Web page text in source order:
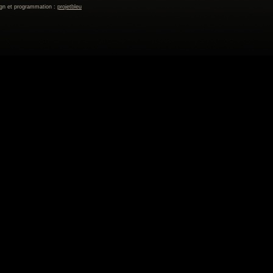
et programmation : projetbleu